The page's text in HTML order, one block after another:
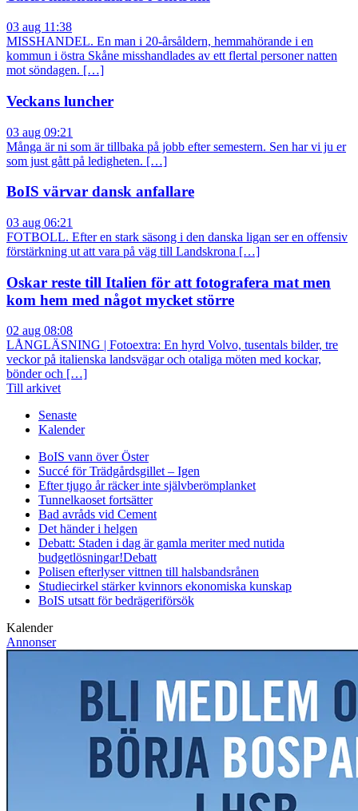
03 aug 11:38
MISSHANDEL. En man i 20-årsåldern, hemmahörande i en
kommun i östra Skåne misshandlades av ett flertal personer natten
mot söndagen. […]
Veckans luncher
03 aug 09:21
Många är ni som är tillbaka på jobb efter semestern. Sen har vi ju er
som just gått på ledigheten. […]
BoIS värvar dansk anfallare
03 aug 06:21
FOTBOLL. Efter en stark säsong i den danska ligan ser en offensiv
förstärkning ut att vara på väg till Landskrona […]
Oskar reste till Italien för att fotografera mat men
kom hem med något mycket större
02 aug 08:08
LÅNGLÄSNING | Fotoextra: En hyrd Volvo, tusentals bilder, tre
veckor på italienska landsvägar och otaliga möten med kockar,
bönder och […]
Till arkivet
Senaste
Kalender
BoIS vann över Öster
Succé för Trädgårdsgillet – Igen
Efter tjugo år räcker inte självberömplanket
Tunnelkaoset fortsätter
Bad avråds vid Cement
Det händer i helgen
Debatt: Staden i dag är gamla meriter med nutida
budgetlösningar!Debatt
Polisen efterlyser vittnen till halsbandsrånen
Studiecirkel stärker kvinnors ekonomiska kunskap
BoIS utsatt för bedrägeriförsök
Kalender
Annonser